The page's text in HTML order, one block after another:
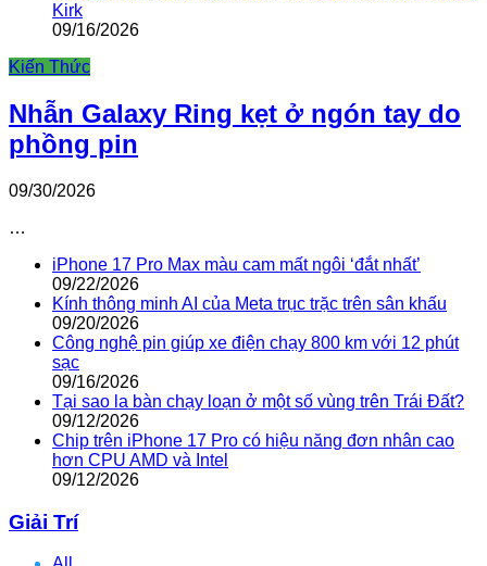
Kirk
09/16/2026
Kiến Thức
Nhẫn Galaxy Ring kẹt ở ngón tay do
phồng pin
09/30/2026
…
iPhone 17 Pro Max màu cam mất ngôi ‘đắt nhất’
09/22/2026
Kính thông minh AI của Meta trục trặc trên sân khấu
09/20/2026
Công nghệ pin giúp xe điện chạy 800 km với 12 phút
sạc
09/16/2026
Tại sao la bàn chạy loạn ở một số vùng trên Trái Đất?
09/12/2026
Chip trên iPhone 17 Pro có hiệu năng đơn nhân cao
hơn CPU AMD và Intel
09/12/2026
Giải Trí